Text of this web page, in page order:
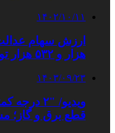
۱۴۰۲/۱۰/۱۱
هزار و ۵۳۲ هزار تومانی چقدر شد؟
۱۴۰۳/۰۹/۲۳
قطع برق و گاز؛